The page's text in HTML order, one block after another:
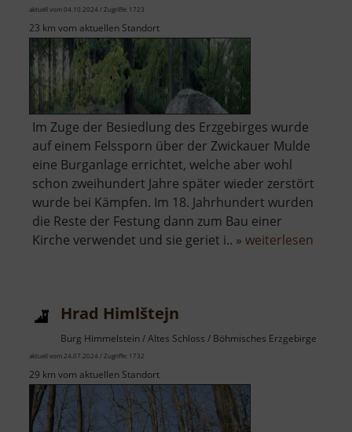
aktuell vom 04.10.2024 / Zugriffe: 1723
23 km vom aktuellen Standort
Im Zuge der Besiedlung des Erzgebirges wurde
auf einem Felssporn über der Zwickauer Mulde
eine Burganlage errichtet, welche aber wohl
schon zweihundert Jahre später wieder zerstört
wurde bei Kämpfen. Im 18. Jahrhundert wurden
die Reste der Festung dann zum Bau einer
Kirche verwendet und sie geriet i.. » weiterlesen
Hrad Himlštejn
Burg Himmelstein / Altes Schloss / Böhmisches Erzgebirge
aktuell vom 24.07.2024 / Zugriffe: 1732
29 km vom aktuellen Standort